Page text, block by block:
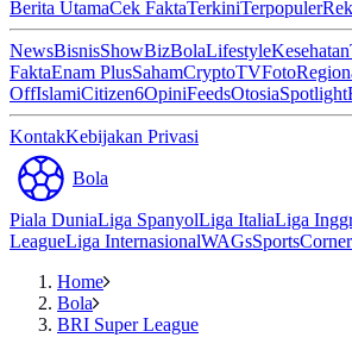
Berita UtamaCek FaktaTerkiniTerpopuler
NewsBisnisShowBizBolaLifestyleKesehatan
FaktaEnam PlusSahamCryptoTVFoto
OffIslamiCitizen6OpiniFeedsOtosiaSpotlight
KontakKebijakan Privasi
Bola
Piala DuniaLiga SpanyolLiga ItaliaLiga
LeagueLiga InternasionalWAGsSportsCorner
Home
Bola
BRI Super League